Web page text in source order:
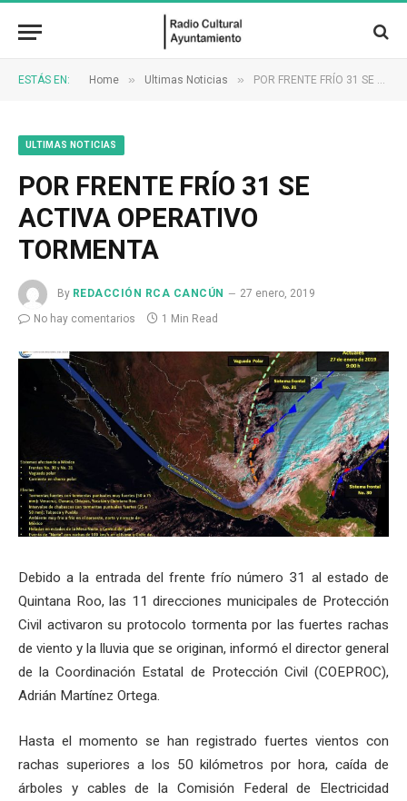
ESTÁS EN: Home » Ultimas Noticias » POR FRENTE FRÍO 31 SE ACTIVA OPERATIVO TORMENTA
ULTIMAS NOTICIAS
POR FRENTE FRÍO 31 SE
ACTIVA OPERATIVO
TORMENTA
By REDACCIÓN RCA CANCÚN
27 enero, 2019
No hay comentarios
1 Min Read
Debido a la entrada del frente frío número 31 al estado de
Quintana Roo, las 11 direcciones municipales de Protección
Civil activaron su protocolo tormenta por las fuertes rachas
de viento y la lluvia que se originan, informó el director general
de la Coordinación Estatal de Protección Civil (COEPROC),
Adrián Martínez Ortega.
Hasta el momento se han registrado fuertes vientos con
rachas superiores a los 50 kilómetros por hora, caída de
árboles y cables de la Comisión Federal de Electricidad